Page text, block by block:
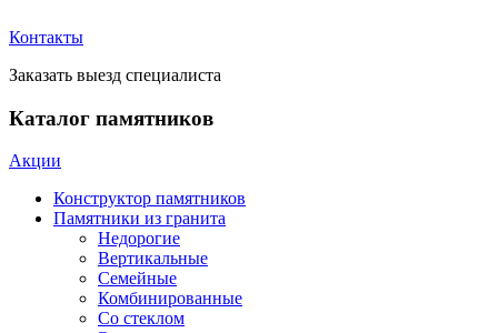
Контакты
Заказать выезд специалиста
Каталог памятников
Акции
Конструктор памятников
Памятники из гранита
Недорогие
Вертикальные
Семейные
Комбинированные
Со стеклом